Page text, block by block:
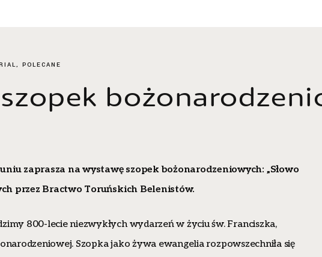
POLECANE
zaprasza na wystawę szopek bożonarodzeniowych: „Słowo
przez Bractwo Toruńskich Belenistów.
800-lecie niezwykłych wydarzeń w życiu św. Franciszka,
Szopka jako żywa ewangelia rozpowszechniła się